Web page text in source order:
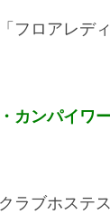
フロアレデ
カンパイワ
ラブホステ